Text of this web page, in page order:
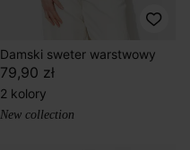
Damski sweter warstwowy
79,90 zł
2 kolory
New collection